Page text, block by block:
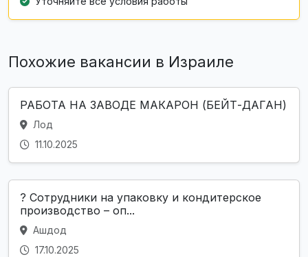
Похожие вакансии в Израиле
РАБОТА НА ЗАВОДЕ МАКАРОН (БЕЙТ-ДАГАН)
Лод
11.10.2025
? Сотрудники на упаковку и кондитерское
производство – оп...
Ашдод
17.10.2025